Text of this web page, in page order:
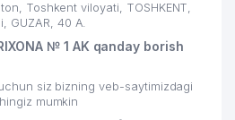
MChJ
UY-JOY MULK
Toshkent viloyati, TOSHKENT,
GUZAR, 40 A.
№ 1 AK qanday borish
siz bizning veb-saytimizdagi
mumkin